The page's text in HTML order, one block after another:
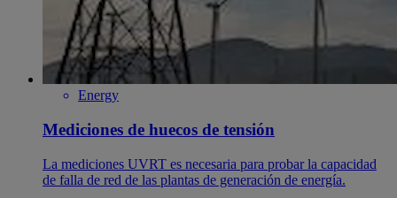
Energy
Mediciones de huecos de tensión
La mediciones UVRT es necesaria para probar la capacidad
de falla de red de las plantas de generación de energía.